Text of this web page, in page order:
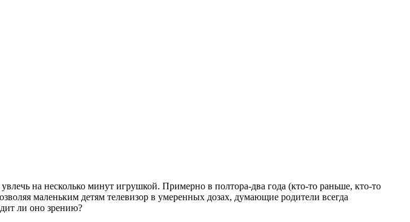
на несколько минут игрушкой. Примерно в полтора-два года (кто-то раньше, кто-то
маленьким детям телевизор в умеренных дозах, думающие родители всегда
ли оно зрению?